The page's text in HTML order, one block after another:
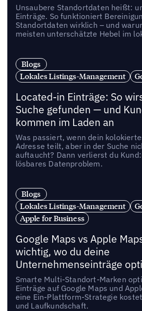
Unsaubere Standortdaten heißt:
Einträge. So funktioniert
Standortdaten wirklich – und
meisten unterschätzte Hebel im
Blogs
Lokales Listings-Management
Located-in Einträge: So
Suche gefunden — und
kommen im Laden an
Was passiert, wenn dein
Adresse teilt, aber in der Suche
auftaucht? Dann verlierst du
lösbares Datenproblem.
Blogs
Lokales Listings-Management
Apple for Business
Google Maps vs Apple
wichtig, wo du deine
Unternehmenseinträge
Smarte Multi-Standort-Marken
Einträge auf Google Maps und
eine Ein-Plattform-Strategie
und Laufkundschaft.